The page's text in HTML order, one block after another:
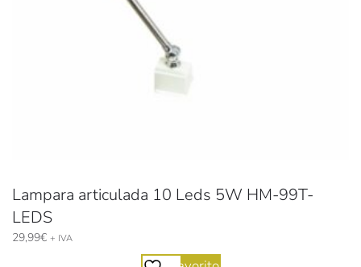
Lampara articulada 10 Leds 5W HM-99T-
LEDS
29,99€ + IVA